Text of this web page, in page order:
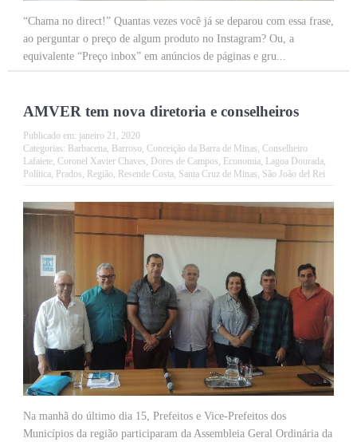
“Chama no direct!” Quantas vezes você já se deparou com essa frase,
ao perguntar o preço de algum produto no Instagram? Ou, a
equivalente “Preço inbox” em anúncios de páginas e gru...
AMVER tem nova diretoria e conselheiros
Publicado em: janeiro 21, 2020
Categorias: Barbacena, Barroso, Conceição da Barra de Minas, Conselheiro
Lafaiete, Coronel Xavier Chaves, Dores de Campos, Economia, Lagoa Dourada,
Política, Prados, Região, Resende Costa, Santa Cruz de Minas, São João del Rei
Na manhã do último dia 15, Prefeitos e Vice-Prefeitos dos
Municípios da região participaram da Assembleia Geral Ordinária da